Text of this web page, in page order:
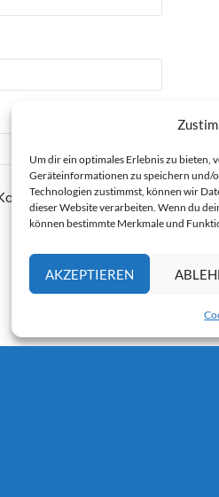
Um dir ein optimales Erlebnis zu bieten,
Geräteinformationen zu speichern und/
Technologien zustimmst, können wir
dieser Website verarbeiten. Wenn du
können bestimmte Merkmale und
AKZEPTIEREN
per E-Mail.